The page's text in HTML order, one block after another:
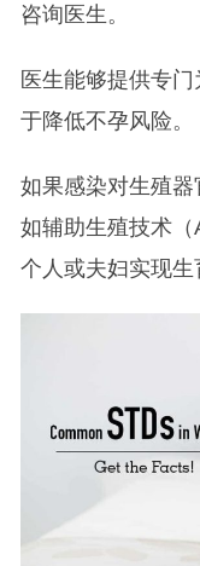
咨询医生。
医生能够提供专
于降低不孕风险。
如果感染对生殖
如辅助生殖技术
个人或夫妇实现生